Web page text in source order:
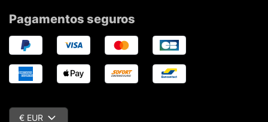
Pagamentos seguros
€ EUR